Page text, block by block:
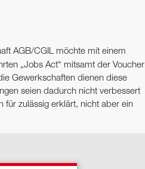
AGB/CGIL möchte mit einem
„Jobs Act“ mitsamt der Voucher
Gewerkschaften dienen diese
seien dadurch nicht verbessert
für zulässig erklärt, nicht aber ein